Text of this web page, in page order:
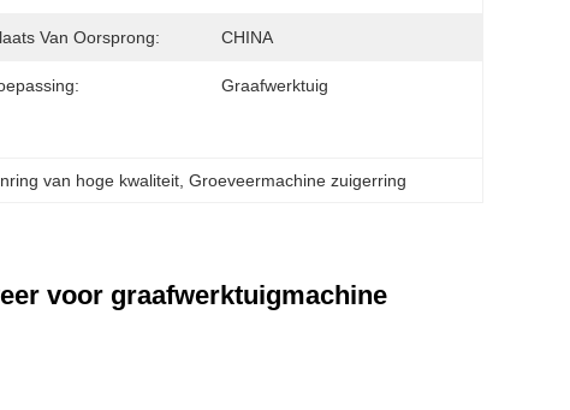
Van Oorsprong: CHINA
Graafwerktuig
van hoge kwaliteit , Groeveermachine zuigerring
voor graafwerktuigmachine